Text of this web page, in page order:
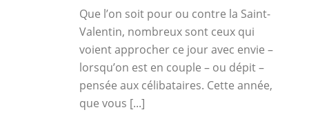
Que l’on soit pour ou contre la Saint-
Valentin, nombreux sont ceux qui
voient approcher ce jour avec envie –
lorsqu’on est en couple – ou dépit –
pensée aux célibataires. Cette année,
que vous [...]